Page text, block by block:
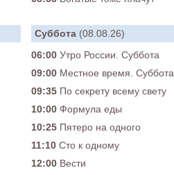
Суббота (08.08.26)
06:00 Утро России. Суббота
09:00 Местное время. Суббота
09:35 По секрету всему свету
10:00 Формула еды
10:25 Пятеро на одного
11:10 Сто к одному
12:00 Вести